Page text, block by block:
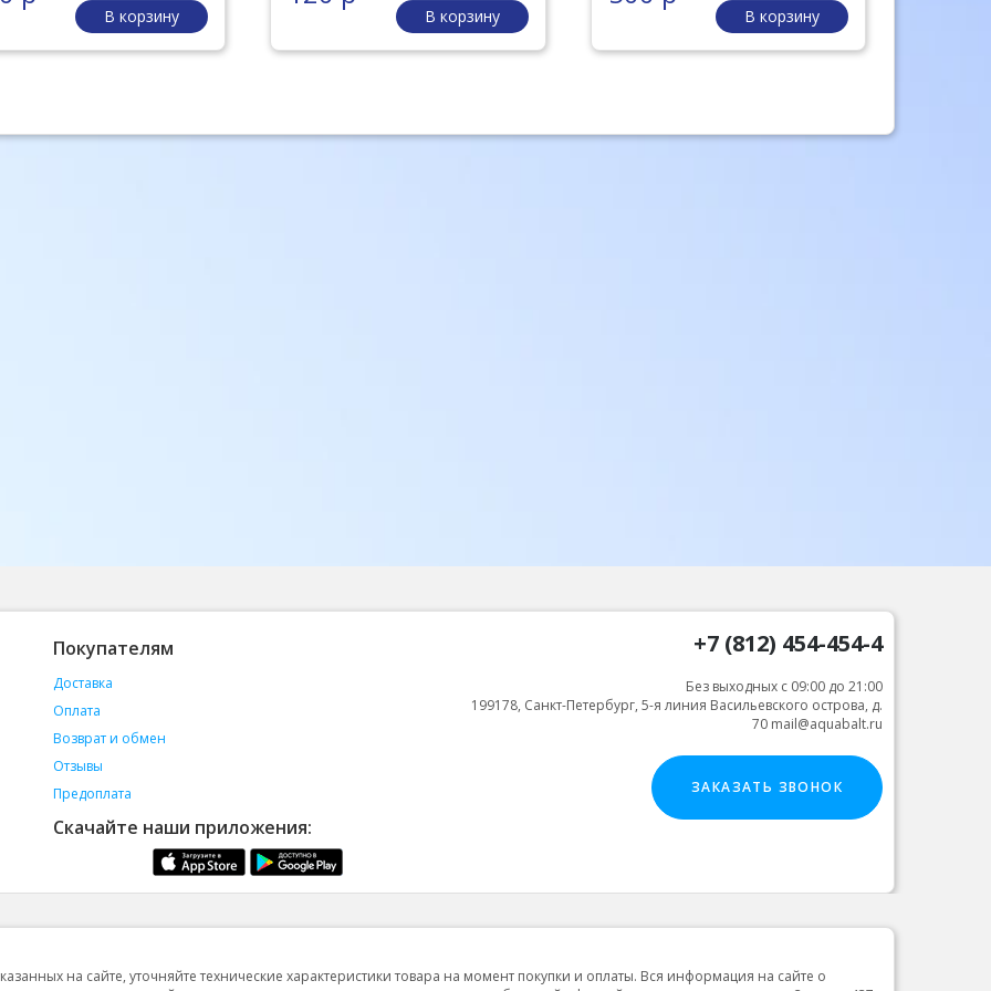
В корзину
В корзину
В корзину
Покупателям
Доставка
Оплата
Возврат и обмен
Отзывы
Предоплата
Скачайте наши приложения:
+7 (812) 454-454-4
Без выходных с 09:00 до 21:00
199178, Санкт-Петербург, 5-я линия Васильевского острова, д.
70 mail@aquabalt.ru
ЗАКАЗАТЬ ЗВОНОК
на сайте, уточняйте технические характеристики товара на момент покупки и оплаты. Вся информация на сайте о